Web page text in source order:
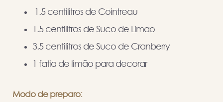
1.5 centilitros de Cointreau
1.5 centilitros de Suco de Limão
3.5 centilitros de Suco de Cranberry
1 fatia de limão para decorar
Modo de preparo: